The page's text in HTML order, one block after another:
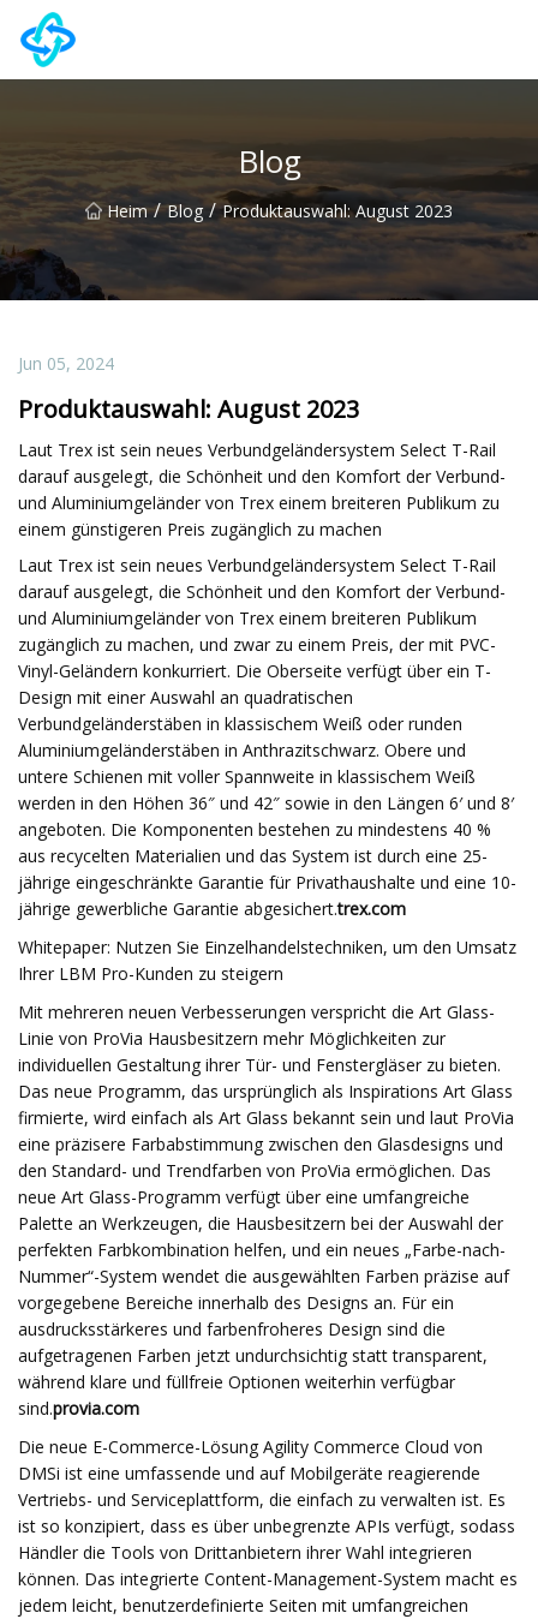
Blog
Heim / Blog / Produktauswahl: August 2023
Jun 05, 2024
Produktauswahl: August 2023
Laut Trex ist sein neues Verbundgeländersystem Select T-Rail
darauf ausgelegt, die Schönheit und den Komfort der Verbund-
und Aluminiumgeländer von Trex einem breiteren Publikum zu
einem günstigeren Preis zugänglich zu machen
Laut Trex ist sein neues Verbundgeländersystem Select T-Rail
darauf ausgelegt, die Schönheit und den Komfort der Verbund-
und Aluminiumgeländer von Trex einem breiteren Publikum
zugänglich zu machen, und zwar zu einem Preis, der mit PVC-
Vinyl-Geländern konkurriert. Die Oberseite verfügt über ein T-
Design mit einer Auswahl an quadratischen
Verbundgeländerstäben in klassischem Weiß oder runden
Aluminiumgeländerstäben in Anthrazitschwarz. Obere und
untere Schienen mit voller Spannweite in klassischem Weiß
werden in den Höhen 36″ und 42″ sowie in den Längen 6′ und 8′
angeboten. Die Komponenten bestehen zu mindestens 40 %
aus recycelten Materialien und das System ist durch eine 25-
jährige eingeschränkte Garantie für Privathaushalte und eine 10-
jährige gewerbliche Garantie abgesichert.trex.com
Whitepaper: Nutzen Sie Einzelhandelstechniken, um den Umsatz
Ihrer LBM Pro-Kunden zu steigern
Mit mehreren neuen Verbesserungen verspricht die Art Glass-
Linie von ProVia Hausbesitzern mehr Möglichkeiten zur
individuellen Gestaltung ihrer Tür- und Fenstergläser zu bieten.
Das neue Programm, das ursprünglich als Inspirations Art Glass
firmierte, wird einfach als Art Glass bekannt sein und laut ProVia
eine präzisere Farbabstimmung zwischen den Glasdesigns und
den Standard- und Trendfarben von ProVia ermöglichen. Das
neue Art Glass-Programm verfügt über eine umfangreiche
Palette an Werkzeugen, die Hausbesitzern bei der Auswahl der
perfekten Farbkombination helfen, und ein neues „Farbe-nach-
Nummer“-System wendet die ausgewählten Farben präzise auf
vorgegebene Bereiche innerhalb des Designs an. Für ein
ausdrucksstärkeres und farbenfroheres Design sind die
aufgetragenen Farben jetzt undurchsichtig statt transparent,
während klare und füllfreie Optionen weiterhin verfügbar
sind.provia.com
Die neue E-Commerce-Lösung Agility Commerce Cloud von
DMSi ist eine umfassende und auf Mobilgeräte reagierende
Vertriebs- und Serviceplattform, die einfach zu verwalten ist. Es
ist so konzipiert, dass es über unbegrenzte APIs verfügt, sodass
Händler die Tools von Drittanbietern ihrer Wahl integrieren
können. Das integrierte Content-Management-System macht es
jedem leicht, benutzerdefinierte Seiten mit umfangreichen